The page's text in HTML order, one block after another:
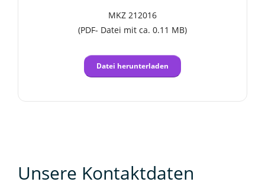
MKZ 212016
(PDF- Datei mit ca. 0.11 MB)
Datei herunterladen
Unsere Kontaktdaten